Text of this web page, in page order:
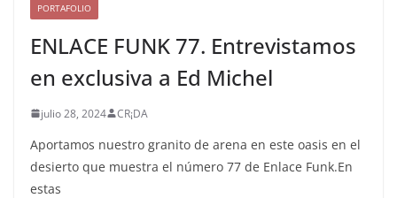
PORTAFOLIO
ENLACE FUNK 77. Entrevistamos
en exclusiva a Ed Michel
julio 28, 2024 CR¡DA
Aportamos nuestro granito de arena en este oasis en el
desierto que muestra el número 77 de Enlace Funk.En
estas